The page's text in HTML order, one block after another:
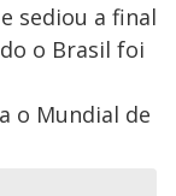
sediou a final
o Brasil foi
o Mundial de